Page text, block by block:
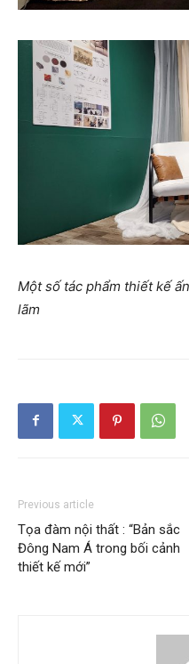
Một số tác phẩm thiết kế
lãm
Previous article
Tọa đàm nội thất : “Bản sắc
Đông Nam Á trong bối cảnh
thiết kế mới”